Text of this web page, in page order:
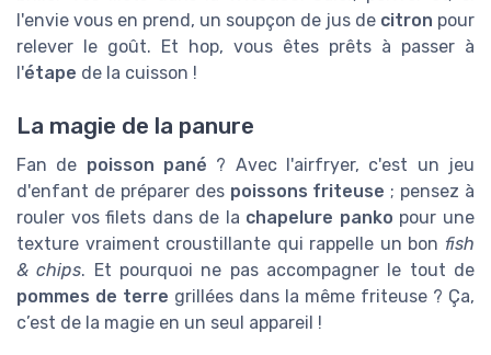
l'envie vous en prend, un soupçon de jus de citron pour
relever le goût. Et hop, vous êtes prêts à passer à
l'étape de la cuisson !
La magie de la panure
Fan de poisson pané ? Avec l'airfryer, c'est un jeu
d'enfant de préparer des poissons friteuse ; pensez à
rouler vos filets dans de la chapelure panko pour une
texture vraiment croustillante qui rappelle un bon fish
& chips. Et pourquoi ne pas accompagner le tout de
pommes de terre grillées dans la même friteuse ? Ça,
c’est de la magie en un seul appareil !